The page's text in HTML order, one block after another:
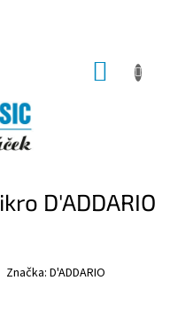
D'ADDARIO
Značka: D'ADDARIO